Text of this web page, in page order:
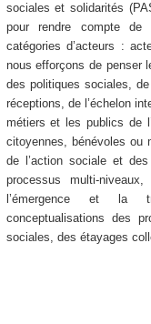
sociales et solidarités
pour rendre compte de
catégories d’acteurs :
nous efforçons de penser
des politiques sociales,
réceptions, de l’échelon
métiers et les publics de
citoyennes, bénévoles ou
de l’action sociale et
processus multi-
l’émergence et la
conceptualisations des
sociales, des étayages